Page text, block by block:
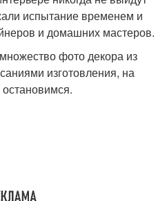
испытание временем и
и домашних мастеров.
фото декора из
изготовления, на